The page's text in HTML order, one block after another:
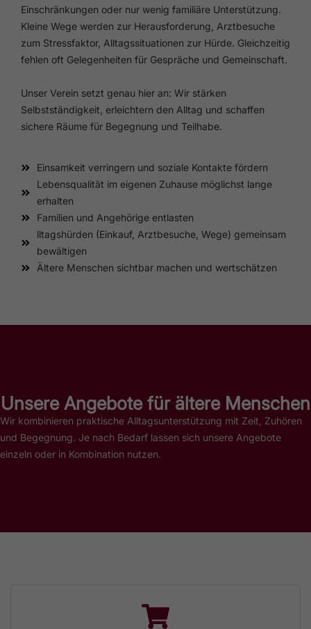
Einschränkungen oder nur wenig familiäre Unterstützung.
Kleine Wege werden zur Herausforderung, Arztbesuche
zum Stressfaktor, Alltagssituationen zur Hürde. Gleichzeitig
fehlen oft Gelegenheiten für Gespräche und Gemeinschaft.
Unser Verein setzt genau hier an: Wir stärken
Selbstständigkeit, erleichtern den Alltag und schaffen
sichere Räume für Begegnung und Teilhabe.
Einsamkeit verringern und soziale Kontakte fördern
Lebensqualität im eigenen Zuhause möglichst lange
erhalten
Familien und Angehörige entlasten
lltagshürden (Einkauf, Arztbesuche, Wege) gemeinsam
bewältigen
Ältere Menschen sichtbar machen und wertschätzen
Unsere Angebote für ältere Menschen
Wir kombinieren praktische Alltagsunterstützung mit Zeit, Zuhören
und Begegnung. Je nach Bedarf lassen sich unsere Angebote
einzeln oder in Kombination nutzen.